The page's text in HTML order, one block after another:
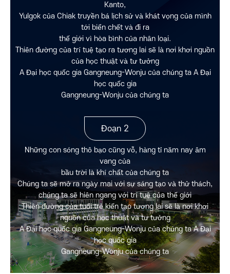
Kanto,
Yulgok của Chiak truyền bá lịch sử và khát vọng của mình
tới biển chết và đi ra
thế giới vì hòa bình của nhân loại.
Thiên đường của trí tuệ tạo ra tương lai sẽ là nơi khơi nguồn
của học thuật và tư tưởng
A Đại học quốc gia Gangneung-Wonju của chúng ta A Đại
học quốc gia
Gangneung-Wonju của chúng ta
Đoạn 2
Những con sóng thô bạo cũng vỗ, hàng tỉ năm nay âm
vang của
bầu trời là khí chất của chúng ta
Chúng ta sẽ mở ra ngày mai với sự sáng tạo và thử thách,
chúng ta sẽ hiên ngang với trí tuệ của thế giới
Thiên đường của tuổi trẻ kiến tạo tương lai sẽ là nơi khơi
nguồn của học thuật và tư tưởng
A Đại học quốc gia Gangneung-Wonju của chúng ta A Đại
học quốc gia
Gangneung-Wonju của chúng ta